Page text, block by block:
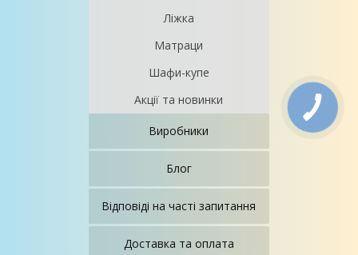
Ліжка
Матраци
Шафи-купе
Акції та новинки
Виробники
Блог
Відповіді на часті запитання
Доставка та оплата